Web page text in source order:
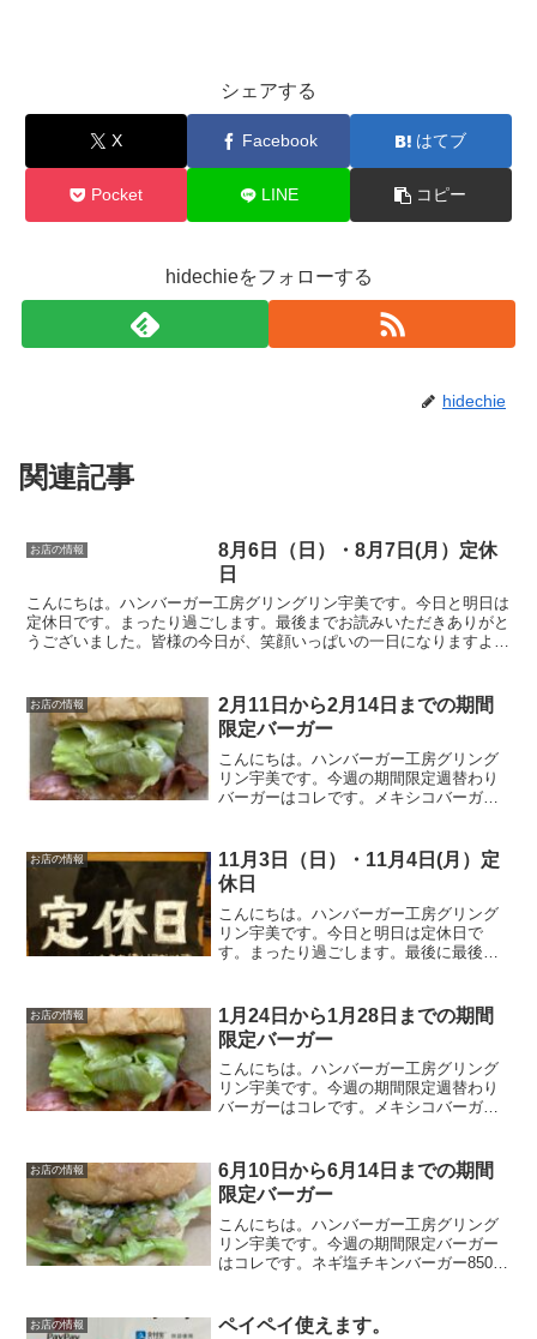
シェアする
X Facebook はてブ
Pocket LINE コピー
hidechieをフォローする
hidechie
関連記事
お店の情報
8月6日（日）・8月7日(月）定休
日
こんにちは。ハンバーガー工房グリングリン宇美です。今日と明日は
定休日です。まったり過ごします。最後までお読みいただきありがと
うございました。皆様の今日が、笑顔いっぱいの一日になりますよう
お店の情報
2月11日から2月14日までの期間
限定バーガー
こんにちは。ハンバーガー工房グリング
リン宇美です。今週の期間限定週替わり
バーガーはコレです。メキシコバーガ
シコと言えばコレと自信を持って提供す
る期間限定週替わりバー...
お店の情報
11月3日（日）・11月4日(月）定
休日
こんにちは。ハンバーガー工房グリング
リン宇美です。今日と明日は定休日で
す。まったり過ごします。最後に最後ま
になりますように😊いってらっしゃい。
お店の情報
1月24日から1月28日までの期間
限定バーガー
こんにちは。ハンバーガー工房グリング
リン宇美です。今週の期間限定週替わり
バーガーはコレです。メキシコバーガ
シコと言えばコレと自信を持って提供す
る期間限定週替わりバー...
お店の情報
6月10日から6月14日までの期間
限定バーガー
こんにちは。ハンバーガー工房グリング
リン宇美です。今週の期間限定バーガー
はコレです。ネギ塩チキンバーガー850円
が試行錯誤して完成させました。この時
お店の情報 ペイペイ使えます。